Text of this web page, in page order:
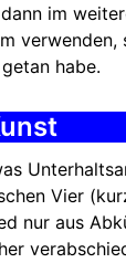
im
verwenden,
habe.
Vier
nur aus